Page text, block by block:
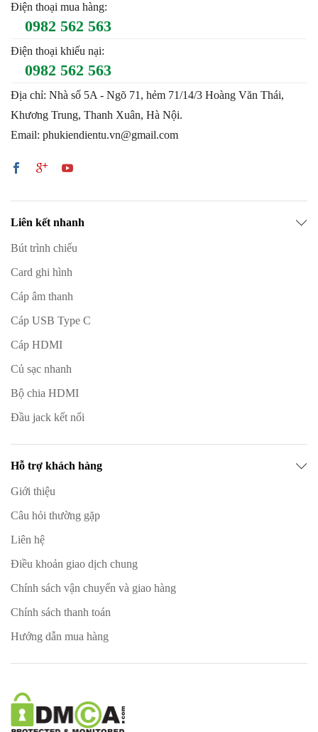
Điện thoại mua hàng:
0982 562 563
Điện thoại khiếu nại:
0982 562 563
Địa chỉ: Nhà số 5A - Ngõ 71, hẻm 71/14/3 Hoàng Văn Thái,
Khương Trung, Thanh Xuân, Hà Nội.
Email: phukiendientu.vn@gmail.com
Liên kết nhanh
Bút trình chiếu
Card ghi hình
Cáp âm thanh
Cáp USB Type C
Cáp HDMI
Củ sạc nhanh
Bộ chia HDMI
Đầu jack kết nối
Hỗ trợ khách hàng
Giới thiệu
Câu hỏi thường gặp
Liên hệ
Điều khoản giao dịch chung
Chính sách vận chuyển và giao hàng
Chính sách thanh toán
Hướng dẫn mua hàng